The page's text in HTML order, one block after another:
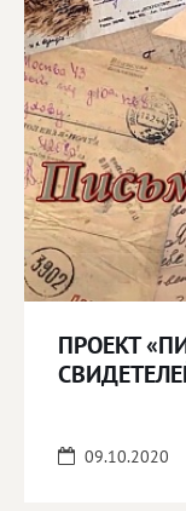
ПРОЕКТ
09.10.2020